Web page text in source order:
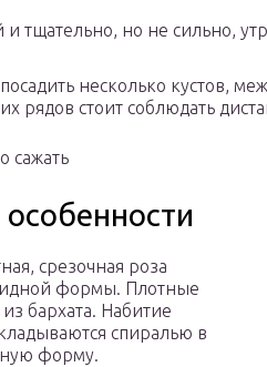
тщательно, но не сильно,
несколько кустов,
рядов стоит соблюдать
сажать
срезочная роза
формы. Плотные
бархата. Набитие
спиралью в
форму.